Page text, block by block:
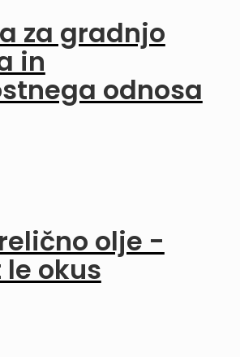
za gradnjo
in
odnosa
olje -
okus